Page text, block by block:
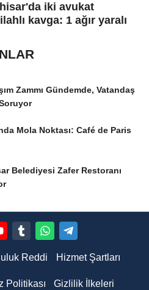
iki avukat
kavga: 1 ağır yaralı
Zammı Gündemde, Vatandaş
Mola Noktası: Café de Paris
Belediyesi Zafer Restoranı
Reddi Hizmet Şartları
Politikası Gizlilik İlkeleri